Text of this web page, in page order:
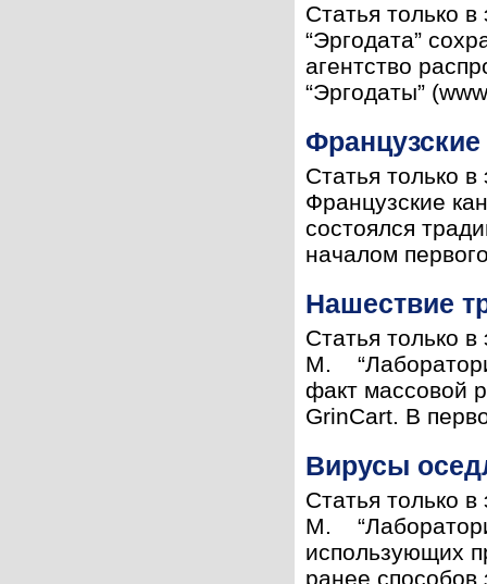
Статья только
“Эргодата”
агентство
“Эргодаты”
Статья только
Французские
состоялся
началом
Нашествие
Статья только
М.
факт массовой
GrinCart. В
Вирусы
Статья только
М.
использующих
ранее